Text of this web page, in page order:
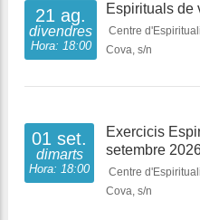
21 ag.
divendres
Hora: 18:00
Espirituals de
Centre
Cova, s/n
01 set.
dimarts
Hora: 18:00
Exercicis
setembre
Centre
Cova, s/n